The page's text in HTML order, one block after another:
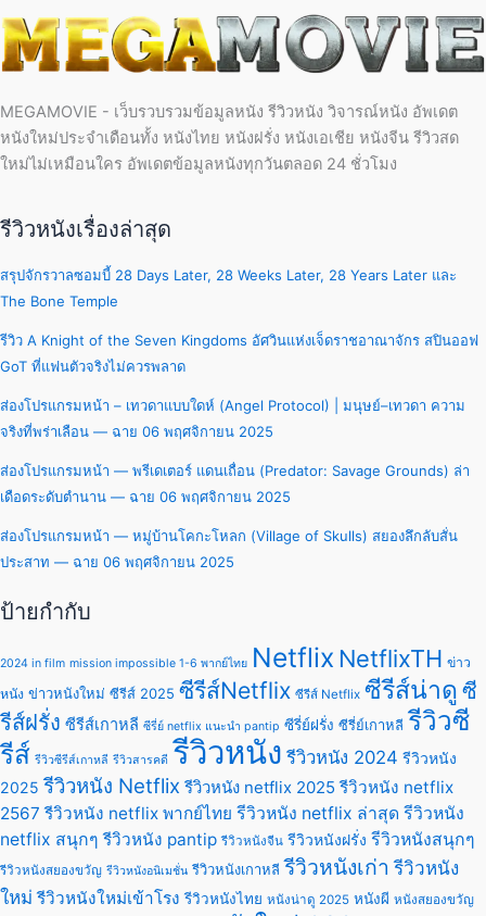
MEGAMOVIE - เว็บรวบรวมข้อมูลหนัง รีวิวหนัง วิจารณ์หนัง อัพเดต
หนังใหม่ประจำเดือนทั้ง หนังไทย หนังฝรั่ง หนังเอเชีย หนังจีน รีวิวสด
ใหม่ไม่เหมือนใคร อัพเดตข้อมูลหนังทุกวันตลอด 24 ชั่วโมง
รีวิวหนังเรื่องล่าสุด
สรุปจักรวาลซอมบี้ 28 Days Later, 28 Weeks Later, 28 Years Later และ
The Bone Temple
รีวิว A Knight of the Seven Kingdoms อัศวินแห่งเจ็ดราชอาณาจักร สปินออฟ
GoT ที่แฟนตัวจริงไม่ควรพลาด
ส่องโปรแกรมหน้า – เทวดาแบบใดห์ (Angel Protocol) | มนุษย์–เทวดา ความ
จริงที่พร่าเลือน — ฉาย 06 พฤศจิกายน 2025
ส่องโปรแกรมหน้า — พรีเดเตอร์ แดนเถื่อน (Predator: Savage Grounds) ล่า
เดือดระดับตำนาน — ฉาย 06 พฤศจิกายน 2025
ส่องโปรแกรมหน้า — หมู่บ้านโคกะโหลก (Village of Skulls) สยองลึกลับสั่น
ประสาท — ฉาย 06 พฤศจิกายน 2025
ป้ายกำกับ
2024 in film mission impossible 1-6 พากย์ไทย Netflix NetflixTH ข่าว
หนัง ข่าวหนังใหม่ ซีรีส์ 2025 ซีรีส์Netflix ซีรีส์ Netflix ซีรีส์น่าดู ซี
รีส์ฝรั่ง ซีรีส์เกาหลี ซีรี่ย์ netflix แนะนํา pantip ซีรี่ย์ฝรั่ง ซีรี่ย์เกาหลี รีวิวซี
รีส์ รีวิวซีรีส์เกาหลี รีวิวสารคดี รีวิวหนัง รีวิวหนัง 2024 รีวิวหนัง
2025 รีวิวหนัง Netflix รีวิวหนัง netflix 2025 รีวิวหนัง netflix
2567 รีวิวหนัง netflix พากย์ไทย รีวิวหนัง netflix ล่าสุด รีวิวหนัง
netflix สนุกๆ รีวิวหนัง pantip รีวิวหนังจีน รีวิวหนังฝรั่ง รีวิวหนังสนุกๆ
รีวิวหนังสยองขวัญ รีวิวหนังอนิเมชั่น รีวิวหนังเกาหลี รีวิวหนังเก่า รีวิวหนัง
ใหม่ รีวิวหนังใหม่เข้าโรง รีวิวหนังไทย หนังน่าดู 2025 หนังผี หนังสยองขวัญ